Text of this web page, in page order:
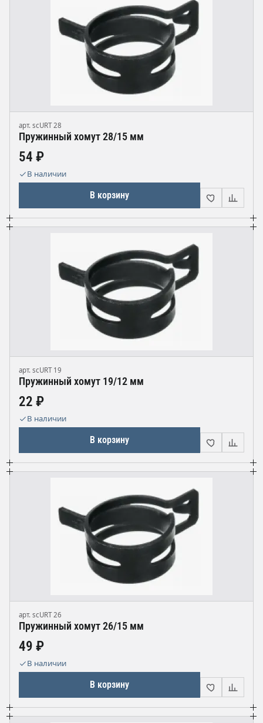
арт. scURT 28
Пружинный хомут 28/15 мм
54 ₽
В наличии
В корзину
арт. scURT 19
Пружинный хомут 19/12 мм
22 ₽
В наличии
В корзину
арт. scURT 26
Пружинный хомут 26/15 мм
49 ₽
В наличии
В корзину